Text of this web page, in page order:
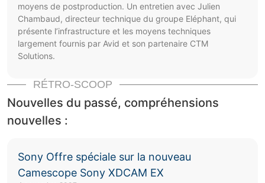
moyens de postproduction. Un entretien avec Julien
Chambaud, directeur technique du groupe Eléphant, qui
présente l’infrastructure et les moyens techniques
largement fournis par Avid et son partenaire CTM
Solutions.
RÉTRO-SCOOP
Nouvelles du passé, compréhensions
nouvelles :
Sony Offre spéciale sur la nouveau
Camescope Sony XDCAM EX